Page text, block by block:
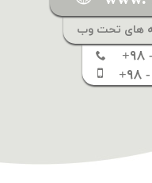
های تحت وب
۳۳
۳۹